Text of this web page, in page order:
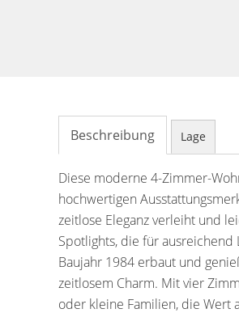
Beschreibung Lage
Diese moderne 4-Zimmer-
hochwertigen
zeitlose Eleganz verleiht und
Spotlights, die für
Baujahr 1984 erbaut und
zeitlosem Charm. Mit vier
oder kleine Familien, die